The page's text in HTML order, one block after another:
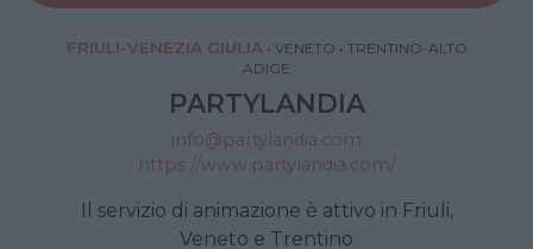
FRIULI-VENEZIA GIULIA • VENETO • TRENTINO-ALTO
ADIGE
PARTYLANDIA
info@partylandia.com
https://www.partylandia.com/
Il servizio di animazione è attivo in Friuli,
Veneto e Trentino